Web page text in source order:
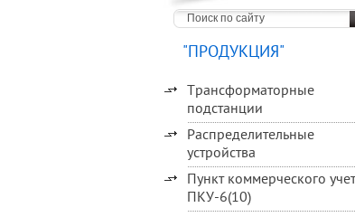
"ПРОДУКЦИЯ"
Трансформаторные
подстанции
Распределительные
устройства
Пункт коммерческого
ПКУ-6(10)